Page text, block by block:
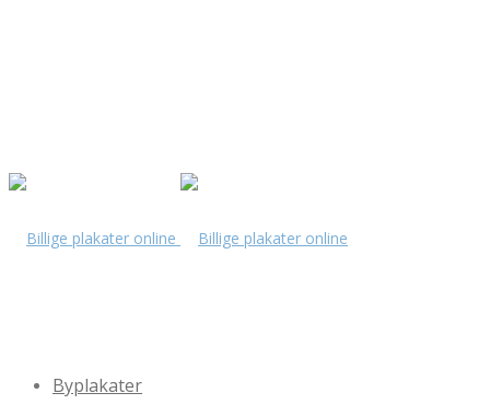
Byplakater